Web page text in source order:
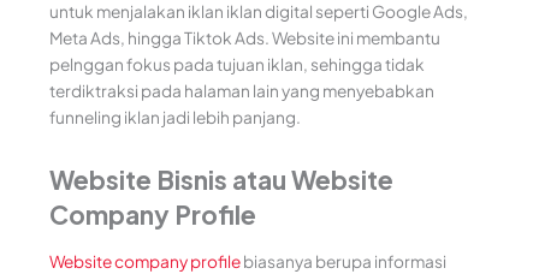
untuk menjalakan iklan iklan digital seperti Google Ads,
Meta Ads, hingga Tiktok Ads. Website ini membantu
pelnggan fokus pada tujuan iklan, sehingga tidak
terdiktraksi pada halaman lain yang menyebabkan
funneling iklan jadi lebih panjang.
Website Bisnis atau Website
Company Profile
Website company profilebiasanya berupa informasi